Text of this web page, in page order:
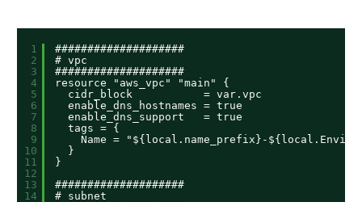
1
2
3
4
5
6
7
8
9
10
11
12
13
14
####################
# vpc
####################
resource "aws_vpc" "main" {
cidr_block           = var.vpc
enable_dns_hostnames = true
enable_dns_support   = true
tags = {
Name = "${local.name_prefix}-
}
}
####################
# subnet